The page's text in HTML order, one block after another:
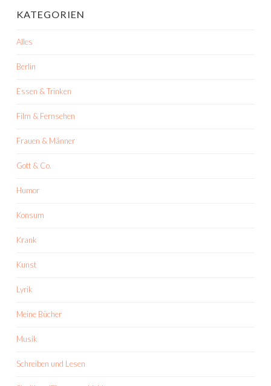
KATEGORIEN
Alles
Berlin
Essen & Trinken
Film & Fernsehen
Frauen & Männer
Gott & Co.
Humor
Konsum
Krank
Kunst
Lyrik
Meine Bücher
Musik
Schreiben und Lesen